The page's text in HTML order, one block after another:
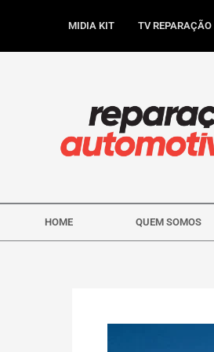
MIDIA KIT TV REPARAÇÃO
HOME QUEM SOMOS